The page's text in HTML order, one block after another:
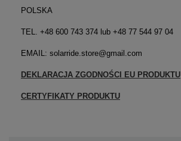
POLSKA
TEL. +48 600 743 374 lub +48 77 544 97 04
EMAIL: solarride.store@gmail.com
DEKLARACJA ZGODNOŚCI EU PRODUKTU
CERTYFIKATY PRODUKTU